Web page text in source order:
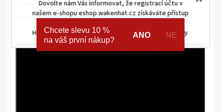
Dovolte nám Vás informovat, že registrací účtu v
našem e-shopu eshop.wakenhat.cz získáváte přístup
HOMEMATIC IP. Navíc registrací získáváte různé slevy.
55 mm jako Berker, Busch-Jaeger, ELSO, Gira, Merten, JUNG,
Kopp a další.
Chcete slevu 10 %
na váš první nákup?
ANO NE